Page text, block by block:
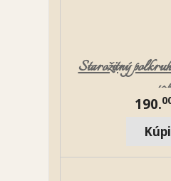
Starožitný
stôl
190.